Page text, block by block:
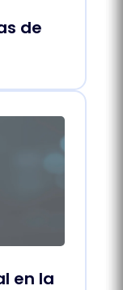
de
en la